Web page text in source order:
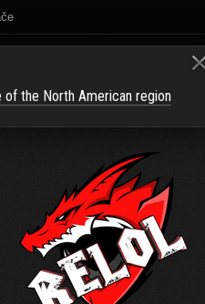
NAVERBOVAT NOVÉ ČLENY
the North American region